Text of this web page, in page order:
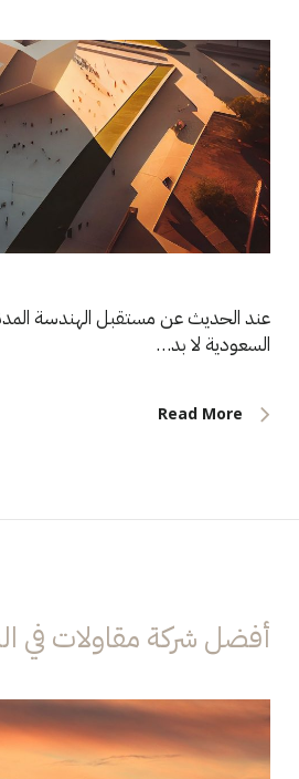
عند الحديث عن مستقبل الهندسة
السعودية لا بد…
Read More
أفضل شركة مقاولات في